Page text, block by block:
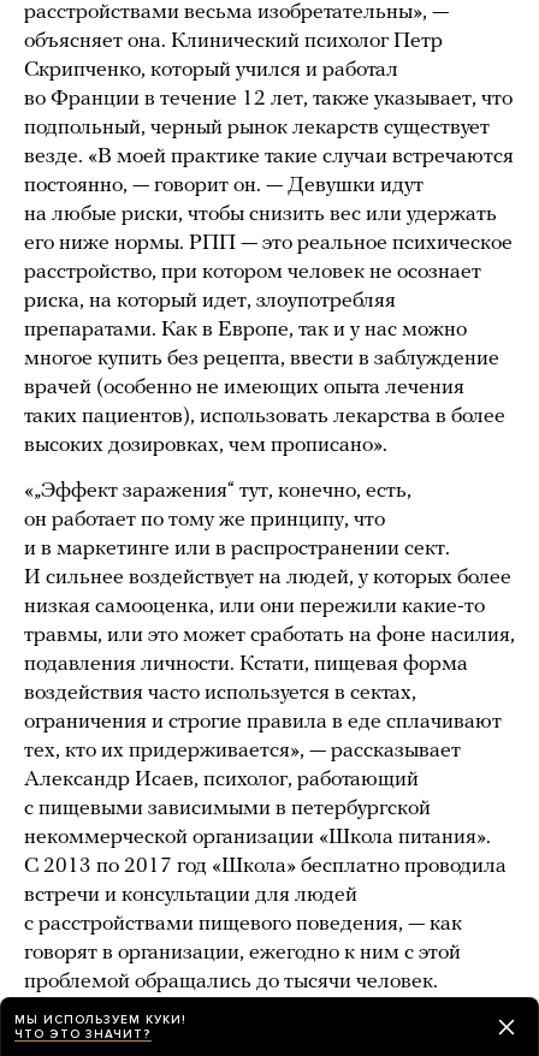
расстройствами весьма изобретательны», —
объясняет она. Клинический психолог Петр
Скрипченко, который учился и работал
во Франции в течение 12 лет, также указывает, что
подпольный, черный рынок лекарств существует
везде. «В моей практике такие случаи встречаются
постоянно, — говорит он. — Девушки идут
на любые риски, чтобы снизить вес или удержать
его ниже нормы. РПП — это реальное психическое
расстройство, при котором человек не осознает
риска, на который идет, злоупотребляя
препаратами. Как в Европе, так и у нас можно
многое купить без рецепта, ввести в заблуждение
врачей (особенно не имеющих опыта лечения
таких пациентов), использовать лекарства в более
высоких дозировках, чем прописано».
«„Эффект заражения“ тут, конечно, есть,
он работает по тому же принципу, что
и в маркетинге или в распространении сект.
И сильнее воздействует на людей, у которых более
низкая самооценка, или они пережили какие-то
травмы, или это может сработать на фоне насилия,
подавления личности. Кстати, пищевая форма
воздействия часто используется в сектах,
ограничения и строгие правила в еде сплачивают
тех, кто их придерживается», — рассказывает
Александр Исаев, психолог, работающий
с пищевыми зависимыми в петербургской
некоммерческой организации «Школа питания».
С 2013 по 2017 год «Школа» бесплатно проводила
встречи и консультации для людей
с расстройствами пищевого поведения, — как
говорят в организации, ежегодно к ним с этой
проблемой обращались до тысячи человек.
Организация получила несколько государственных
грантов, но большую часть работы вели волонтеры:
МЫ ИСПОЛЬЗУЕМ КУКИ!
ЧТО ЭТО ЗНАЧИТ?